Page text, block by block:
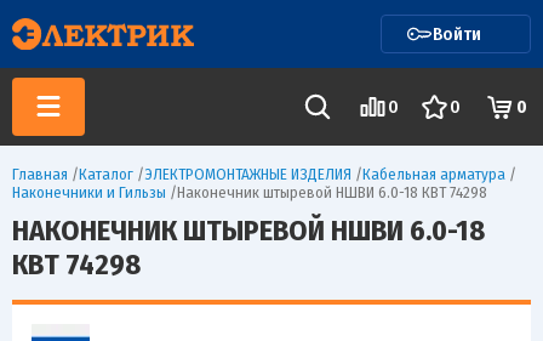
Войти
0 0 0
Главная /Каталог /ЭЛЕКТРОМОНТАЖНЫЕ ИЗДЕЛИЯ /Кабельная арматура /
Наконечники и Гильзы /Наконечник штыревой НШВИ 6.0-18 КВТ 74298
НАКОНЕЧНИК ШТЫРЕВОЙ НШВИ 6.0-18
КВТ 74298